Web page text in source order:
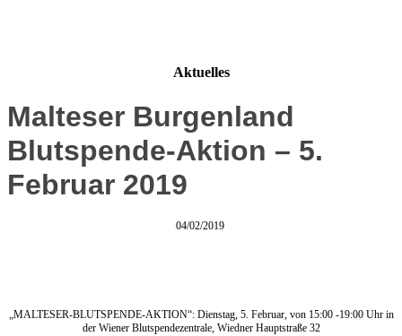
Aktuelles
Malteser Burgenland
Blutspende-Aktion – 5.
Februar 2019
04/02/2019
„MALTESER-BLUTSPENDE-AKTION“: Dienstag, 5. Februar, von 15:00 -19:00 Uhr in
der Wiener Blutspendezentrale, Wiedner Hauptstraße 32